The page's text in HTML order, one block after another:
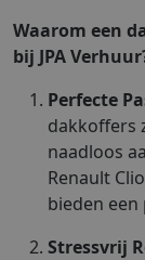
Waarom een
bij JPA
Perfecte
dakkoffers
naadloos
Renault
bieden
Stressvrij